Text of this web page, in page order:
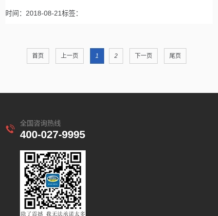
时间：2018-08-21标签：
首页 上一页 1 2 下一页 尾页
全国咨询热线
400-027-9995